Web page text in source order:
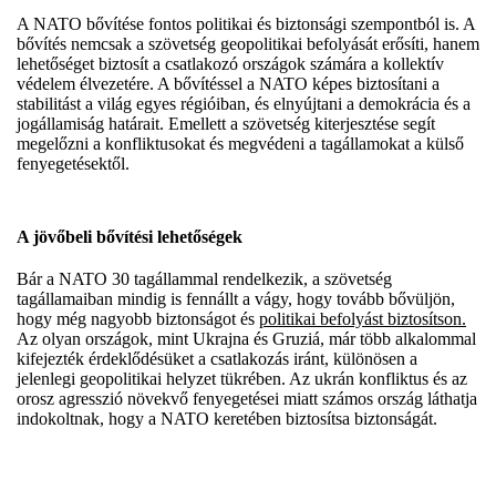
A NATO bővítése fontos politikai és biztonsági szempontból is. A
bővítés nemcsak a szövetség geopolitikai befolyását erősíti, hanem
lehetőséget biztosít a csatlakozó országok számára a kollektív
védelem élvezetére. A bővítéssel a NATO képes biztosítani a
stabilitást a világ egyes régióiban, és elnyújtani a demokrácia és a
jogállamiság határait. Emellett a szövetség kiterjesztése segít
megelőzni a konfliktusokat és megvédeni a tagállamokat a külső
fenyegetésektől.
A jövőbeli bővítési lehetőségek
Bár a NATO 30 tagállammal rendelkezik, a szövetség
tagállamaiban mindig is fennállt a vágy, hogy tovább bővüljön,
hogy még nagyobb biztonságot és politikai befolyást biztosítson.
Az olyan országok, mint Ukrajna és Gruziá, már több alkalommal
kifejezték érdeklődésüket a csatlakozás iránt, különösen a
jelenlegi geopolitikai helyzet tükrében. Az ukrán konfliktus és az
orosz agresszió növekvő fenyegetései miatt számos ország láthatja
indokoltnak, hogy a NATO keretében biztosítsa biztonságát.